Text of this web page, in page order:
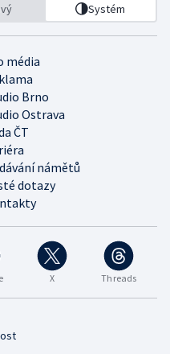
Systém
média
Brno
Ostrava
ČT
námětů
dotazy
X Threads